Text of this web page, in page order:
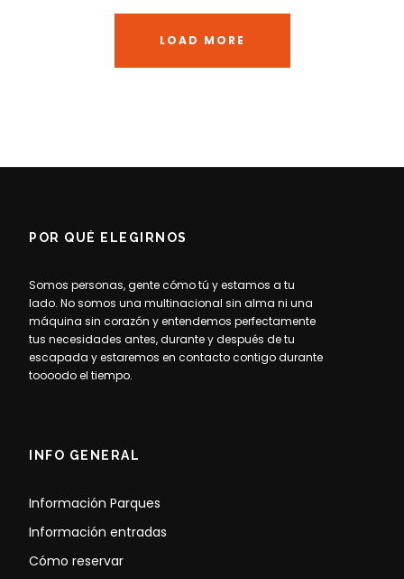
LOAD MORE
POR QUÉ ELEGIRNOS
Somos personas, gente cómo tú y estamos a tu
lado. No somos una multinacional sin alma ni una
máquina sin corazón y entendemos perfectamente
tus necesidades antes, durante y después de tu
escapada y estaremos en contacto contigo durante
toooodo el tiempo.
INFO GENERAL
Información Parques
Información entradas
Cómo reservar